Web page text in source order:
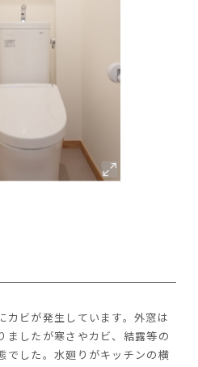
カビが発生しています。外窓は
ましたが寒さやカビ、結露等の
でした。水廻りがキッチンの横